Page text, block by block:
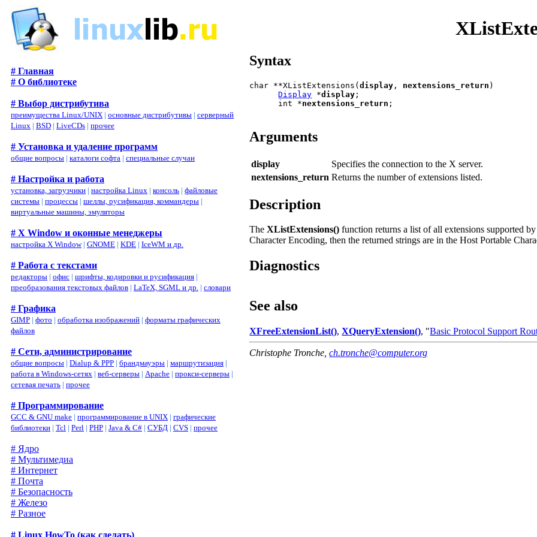
# Главная
# О библиотеке
# Выбор дистрибутива
преимущества Linux/UNIX | основные дистрибутивы | серверный
Linux | BSD | LiveCDs | прочее
# Установка и удаление программ
общие вопросы | каталоги софта | специальные случаи
# Настройка и работа
установка, загрузчики | настройка Linux | консоль | файловые
системы | процессы | шеллы, русификация, коммандеры |
виртуальные машины, эмуляторы
# X Window и оконные менеджеры
настройка X Window| GNOME | KDE | IceWM и др.
# Работа с текстами
редакторы | офис | шрифты, кодировки и русификация |
преобразования текстовых файлов | LaTeX, SGML и др. | словари
# Графика
GIMP | фото | обработка изображений | форматы графических
файлов
# Сети, администрирование
общие вопросы | Dialup & PPP | брандмауэры | маршрутизация |
работа в Windows-сетях | веб-серверы | Apache | прокси-серверы |
сетевая печать | прочее
# Программирование
GCC & GNU make | программирование в UNIX | графические
библиотеки | Tcl | Perl | PHP | Java & C# | СУБД | CVS | прочее
# Ядро
# Мультимедиа
# Интернет
# Почта
# Безопасность
# Железо
# Разное
# Linux HowTo (как сделать)
Syntax
char **XListExtensions(display , nextensions_return )
Display *display ;
      int *
nextensions_return ;
Arguments
display
Specifies the connection to the X server.
nextensions_return Returns the number of extensions listed.
Description
TheXListExtensions() function returns a list of all extensions supported
Character Encoding, then the returned strings are in the Host Portable
Diagnostics
See also
XFreeExtensionList(),XQueryExtension(), "Basic Protocol Support
Christophe Tronche ,ch.tronche@computer.org